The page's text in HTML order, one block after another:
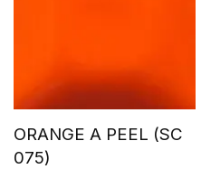
ORANGE A PEEL (SC
075)